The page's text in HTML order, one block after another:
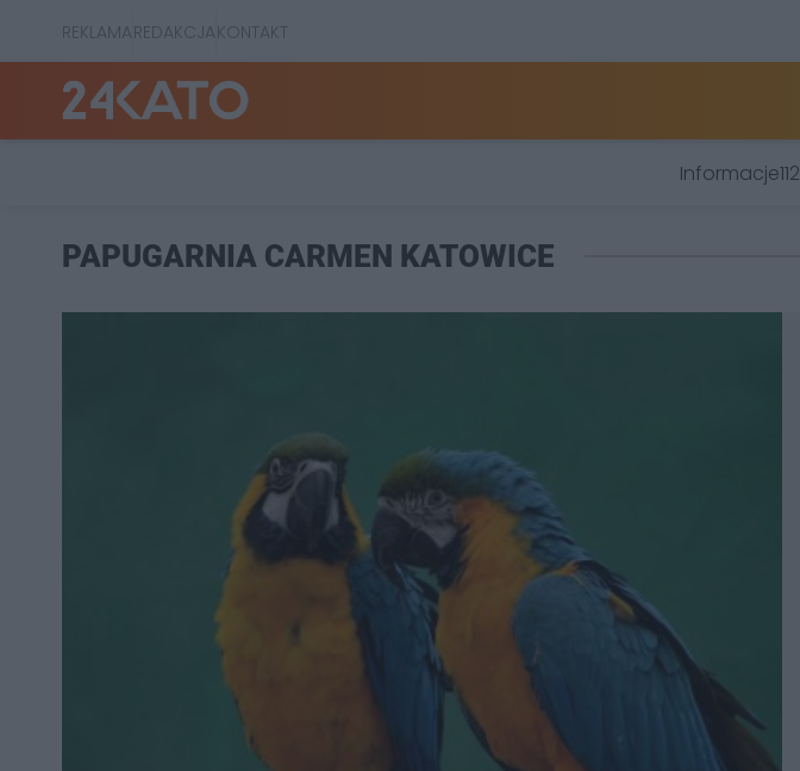
REKLAMAREDAKCJAKONTAKT
Informacje112
PAPUGARNIA CARMEN KATOWICE